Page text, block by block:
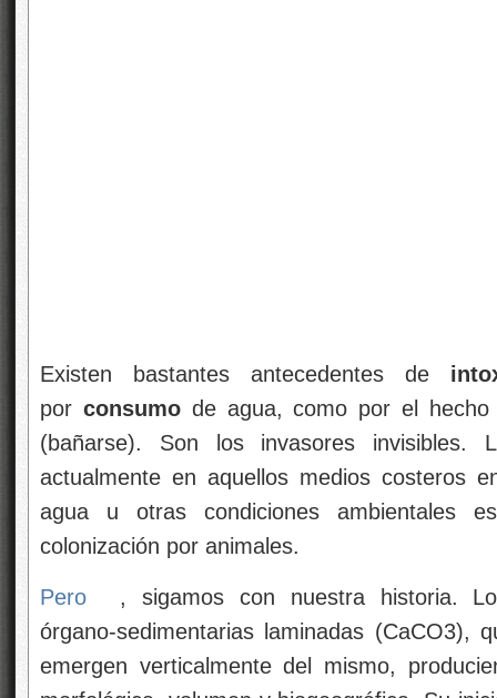
Existen bastantes antecedentes de
por consumode agua, como por el
(bañarse). Son los invasores invisibles.
actualmente en aquellos medios costeros
agua u otras condiciones ambientales
colonización por animales.
Pero
, sigamos con nuestra historia.
órgano-sedimentarias laminadas (CaCO3),
emergen verticalmente del mismo,